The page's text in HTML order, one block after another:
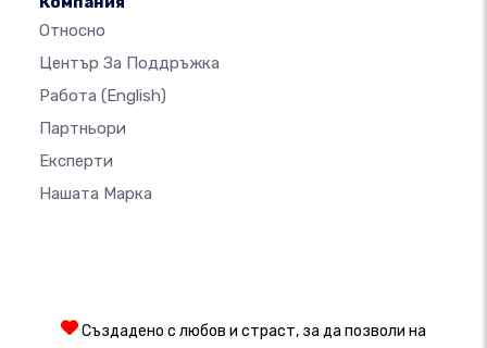
Относно
Център За Поддръжка
Работа (English)
Партньори
Експерти
Нашата Марка
Създадено с любов и страст, за да позволи на